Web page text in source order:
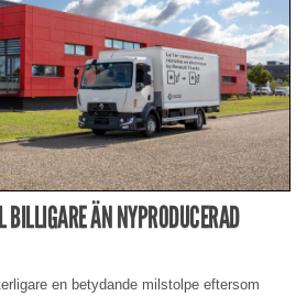
ÄN NYPRODUCERAD
en betydande milstolpe eftersom